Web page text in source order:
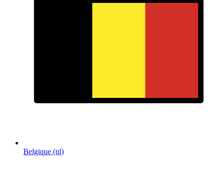
Belgique (nl)